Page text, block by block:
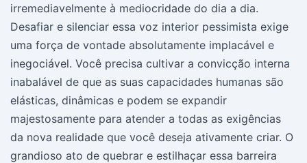
irremediavelmente à mediocridade do dia a dia.
Desafiar e silenciar essa voz interior pessimista exige
uma força de vontade absolutamente implacável e
inegociável. Você precisa cultivar a convicção interna
inabalável de que as suas capacidades humanas são
elásticas, dinâmicas e podem se expandir
majestosamente para atender a todas as exigências
da nova realidade que você deseja ativamente criar. O
grandioso ato de quebrar e estilhaçar essa barreira